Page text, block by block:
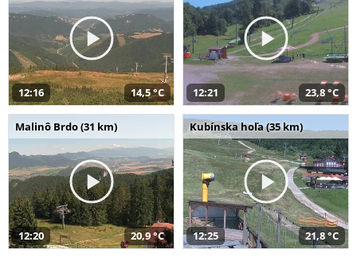
12:16 14,5 °C 12:21 23,8 °C
Malinô Brdo (31 km)
12:20 20,9 °C
Kubínska hoľa (35 km)
12:25 21,8 °C